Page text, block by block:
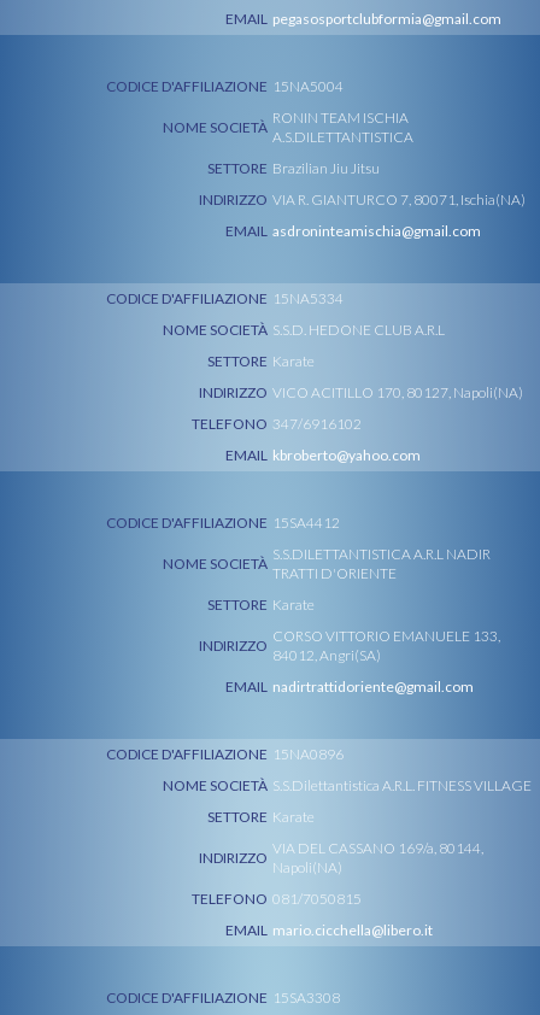
EMAIL pegasosportclubformia@gmail.com
CODICE D'AFFILIAZIONE 15NA5004
NOME SOCIETÀ
RONIN TEAM ISCHIA
A.S.DILETTANTISTICA
SETTORE Brazilian Jiu Jitsu
INDIRIZZO VIA R. GIANTURCO 7, 80071, Ischia(NA)
EMAIL asdroninteamischia@gmail.com
CODICE D'AFFILIAZIONE 15NA5334
NOME SOCIETÀ S.S.D. HEDONE CLUB A.R.L
SETTORE Karate
INDIRIZZO VICO ACITILLO 170, 80127, Napoli(NA)
TELEFONO 347/6916102
EMAIL kbroberto@yahoo.com
CODICE D'AFFILIAZIONE 15SA4412
NOME SOCIETÀ
S.S.DILETTANTISTICA A.R.L NADIR
TRATTI D'ORIENTE
SETTORE Karate
INDIRIZZO
CORSO VITTORIO EMANUELE 133,
84012, Angri(SA)
EMAIL nadirtrattidoriente@gmail.com
CODICE D'AFFILIAZIONE 15NA0896
NOME SOCIETÀ S.S.Dilettantistica A.R.L. FITNESS VILLAGE
SETTORE Karate
INDIRIZZO
VIA DEL CASSANO 169/a, 80144,
Napoli(NA)
TELEFONO 081/7050815
EMAIL mario.cicchella@libero.it
CODICE D'AFFILIAZIONE 15SA3308